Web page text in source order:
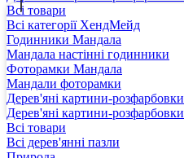
Всі товари
Всі категорії ХендМейд
Годинники Мандала
Мандала настінні годинники
Фоторамки Мандала
Мандали фоторамки
Дерев'яні картини-розфарбовки
Дерев'яні картини-розфарбовки
Всі товари
Всі дерев'янні пазли